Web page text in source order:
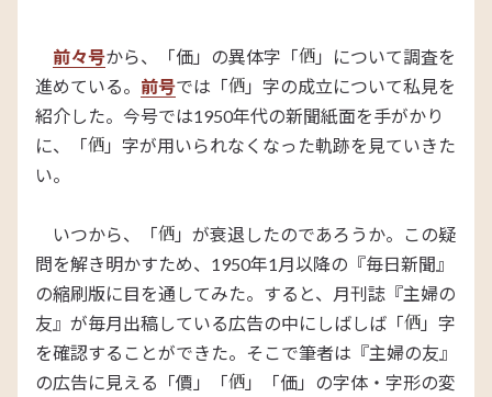
前々号から、「価」の異体字「
」について調査を
進めている。 前号では「
」字の成立について私見を
紹介した。今号では1950年代の新聞紙面を手がかり
に、「
」字が用いられなくなった軌跡を見ていきた
い。
いつから、「
」が衰退したのであろうか。この疑
問を解き明かすため、1950年1月以降の『毎日新聞』
の縮刷版に目を通してみた。すると、月刊誌『主婦の
友』が毎月出稿している広告の中にしばしば「
」字
を確認することができた。そこで筆者は『主婦の友』
の広告に見える「價」「
」「価」の字体・字形の変